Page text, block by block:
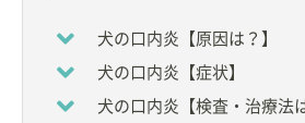
ている。
【資格】
◇獣医師
犬の口内炎【原因は？】
犬の口内炎【症状】
犬の口内炎【検査・治療法